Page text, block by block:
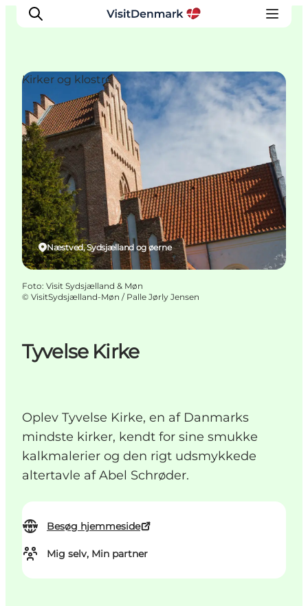
Inspiration
Destinationer
Oplevelser
Overnatning
Planlæg ferien
Tyvelse Kirke
Oplev Tyvelse Kirke, en af Danmarks
mindste kirker, kendt for sine smukke
kalkmalerier og den rigt udsmykkede
altertavle af Abel Schrøder.
Besøg hjemmeside
Mig selv, Min partner
Næstved, Sydsjælland og øerne
Kirker og klostre
Foto: Visit Sydsjælland & Møn
© VisitSydsjælland-Møn / Palle Jørly Jensen